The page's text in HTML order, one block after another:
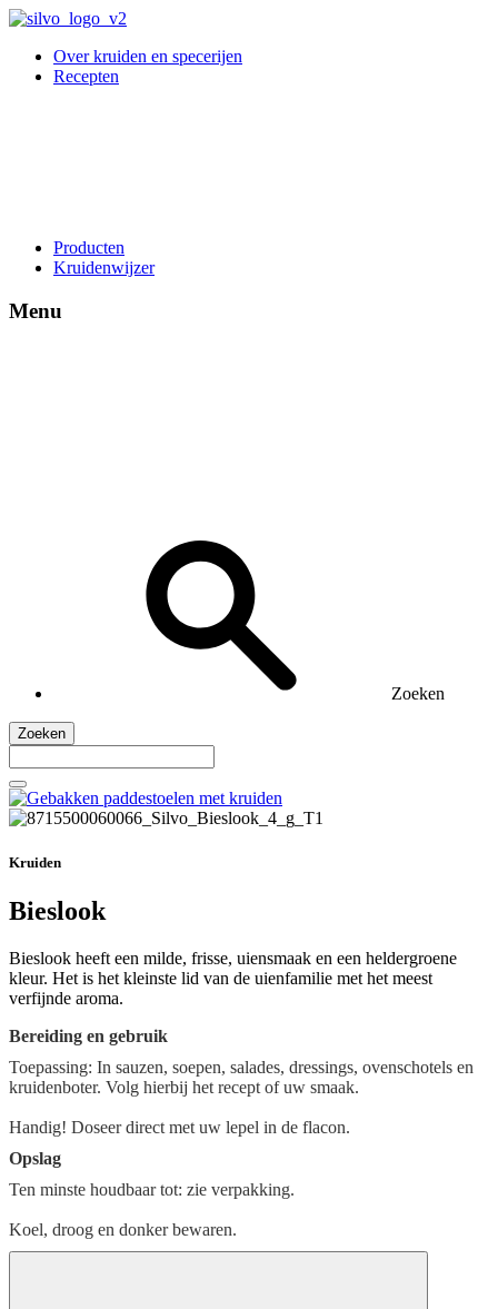
Over kruiden en specerijen
Recepten
Producten
Kruidenwijzer
Menu
Zoeken
Zoeken
Kruiden
Bieslook
Bieslook heeft een milde, frisse, uiensmaak en een heldergroene
kleur. Het is het kleinste lid van de uienfamilie met het meest
verfijnde aroma.
Bereiding en gebruik
Toepassing: In sauzen, soepen, salades, dressings, ovenschotels en
kruidenboter. Volg hierbij het recept of uw smaak.
Handig! Doseer direct met uw lepel in de flacon.
Opslag
Ten minste houdbaar tot: zie verpakking.
Koel, droog en donker bewaren.